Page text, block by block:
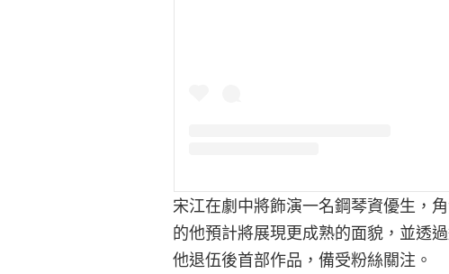
宋江在劇中將飾演一名鋼琴資優生，
的他預計將展現更成熟的面貌，並透
他退伍後首部作品，備受粉絲關注。